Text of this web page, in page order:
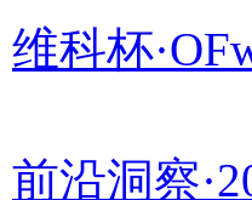
维科杯
前沿洞察